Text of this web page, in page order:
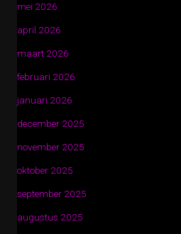
mei 2026
april 2026
maart 2026
februari 2026
januari 2026
december 2025
november 2025
oktober 2025
september 2025
augustus 2025